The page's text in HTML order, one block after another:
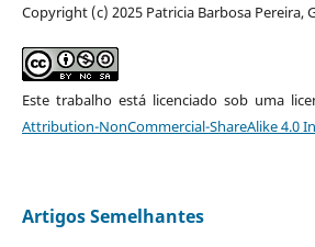
Copyright (c) 2025 Patricia Barbosa Pereira,
Este trabalho está licenciado sob uma
Attribution-NonCommercial-ShareAlike 4.0
Artigos Semelhantes